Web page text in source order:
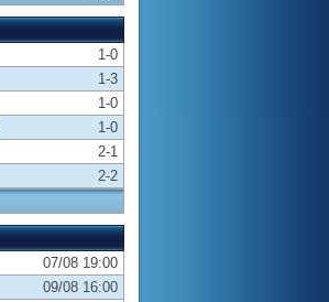
1-0
1-3
1-0
1-0
2-1
2-2
07/08 19:00
09/08 16:00